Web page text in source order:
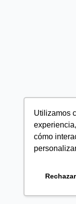
Utilizamos
cómo